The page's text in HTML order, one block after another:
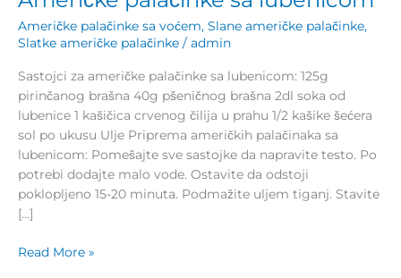
Američke palačinke sa voćem, Slane američke palačinke,
Slatke američke palačinke / admin
Sastojci za američke palačinke sa lubenicom: 125g
pirinčanog brašna 40g pšeničnog brašna 2dl soka od
lubenice 1 kašičica crvenog čilija u prahu 1/2 kašike šećera
sol po ukusu Ulje Priprema američkih palačinaka sa
lubenicom: Pomešajte sve sastojke da napravite testo. Po
potrebi dodajte malo vode. Ostavite da odstoji
poklopljeno 15-20 minuta. Podmažite uljem tiganj. Stavite
[…]
Read More »